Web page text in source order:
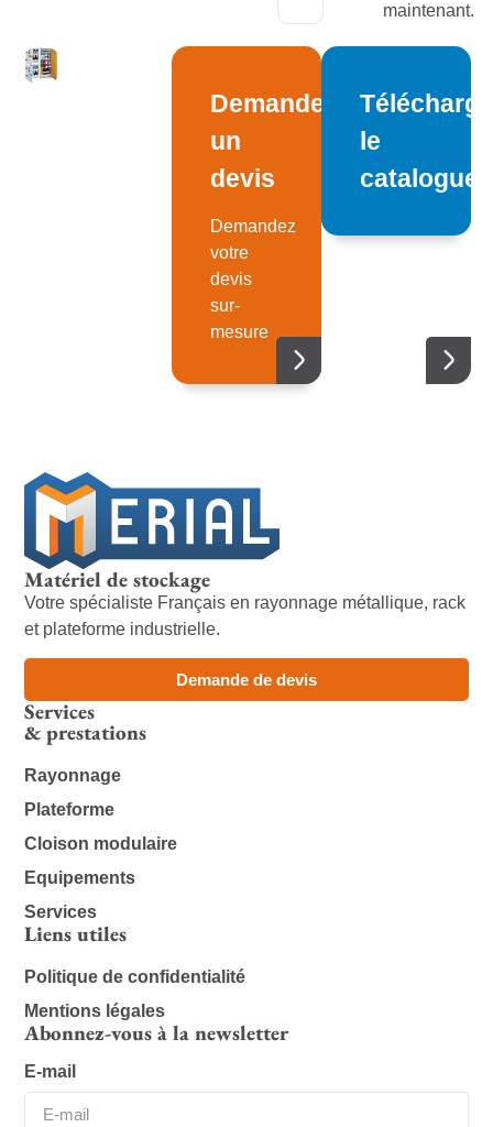
maintenant.
Demandez
un
devis
Demandez
votre
devis
sur-
mesure
le
catalogue
Matériel de stockage
Votre spécialiste Français en rayonnage métallique, rack
et plateforme industrielle.
Demande de devis
Services
& prestations
Rayonnage
Plateforme
Cloison modulaire
Equipements
Services
Liens utiles
Politique de confidentialité
Mentions légales
Abonnez-vous à la newsletter
E-mail